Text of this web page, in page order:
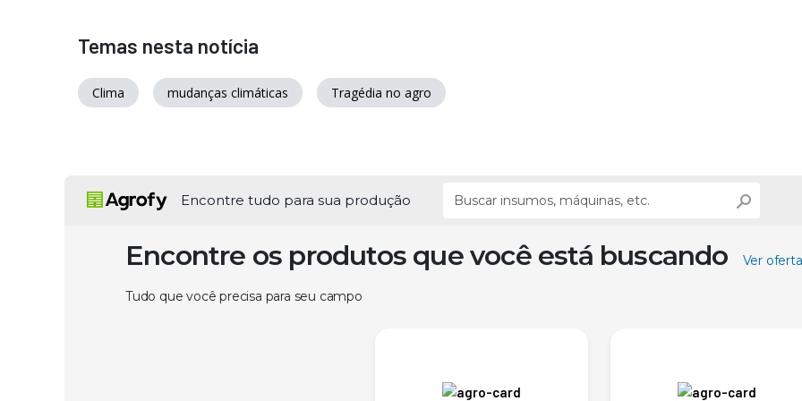
Temas nesta notícia
Clima mudanças climáticas Tragédia no agro
Encontre tudo para sua produção
Encontre os produtos que você está buscando Ver
Tudo que você precisa para seu campo